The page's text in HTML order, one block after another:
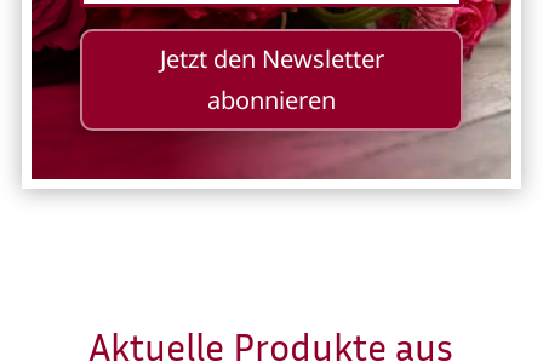
Jetzt den Newsletter
abonnieren
Aktuelle Produkte aus